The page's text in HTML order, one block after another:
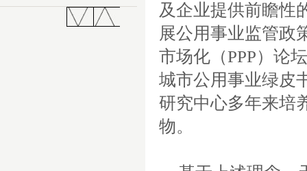
及企业提供前瞻性
展公用事业监管政
市场化（PPP）论
城市公用事业绿皮
研究中心多年来培
物。